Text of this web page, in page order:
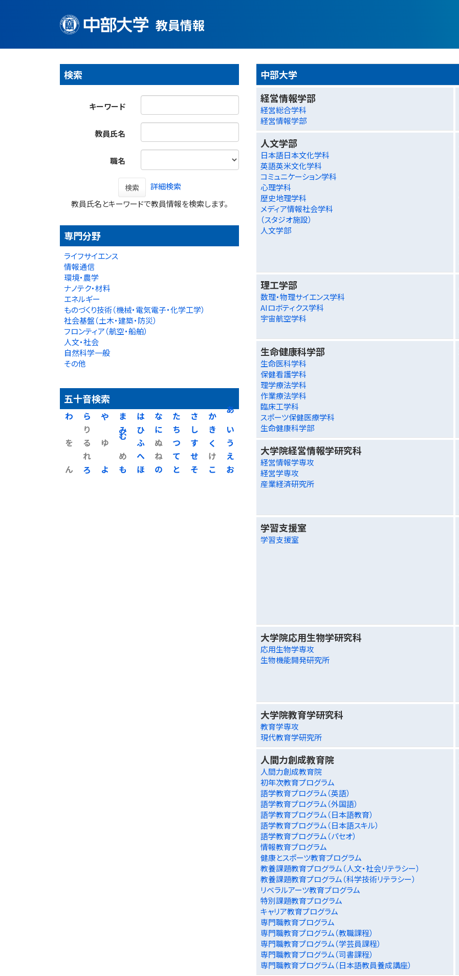
教員情報
検索
キーワード
教員氏名
職名
検索
詳細検索
教員氏名とキーワードで教員情報を検索します。
専門分野
ライフサイエンス
情報通信
環境・農学
ナノテク・材料
エネルギー
ものづくり技術（機械・電気電子・化学工学）
社会基盤（土木・建築・防災）
フロンティア（航空・船舶）
人文・社会
自然科学一般
その他
五十音検索
あ
い
う
え
お
か
き
く
け
こ
さ
し
す
せ
そ
た
ち
つ
て
と
な
に
ぬ
ね
の
は
ひ
ふ
へ
ほ
ま
み
む
め
も
や
ゆ
よ
ら
り
る
れ
ろ
わ
を
ん
中部大学
経営情報学部
経営総合学科
経営情報学部
人文学部
日本語日本文化学科
英語英米文化学科
コミュニケーション学科
心理学科
歴史地理学科
メディア情報社会学科
（スタジオ施設）
人文学部
理工学部
数理・物理サイエンス学科
AIロボティクス学科
宇宙航空学科
生命健康科学部
生命医科学科
保健看護学科
理学療法学科
作業療法学科
臨床工学科
スポーツ保健医療学科
生命健康科学部
大学院経営情報学研究科
経営情報学専攻
経営学専攻
産業経済研究所
学習支援室
学習支援室
大学院応用生物学研究科
応用生物学専攻
生物機能開発研究所
大学院教育学研究科
教育学専攻
現代教育学研究所
人間力創成教育院
人間力創成教育院
初年次教育プログラム
語学教育プログラム（英語）
語学教育プログラム（外国語）
語学教育プログラム（日本語教育）
語学教育プログラム（日本語スキル）
語学教育プログラム（パセオ）
情報教育プログラム
健康とスポーツ教育プログラム
教養課題教育プログラム（人文・社会リテラシー）
教養課題教育プログラム（科学技術リテラシー）
リベラルアーツ教育プログラム
特別課題教育プログラム
キャリア教育プログラム
専門職教育プログラム
専門職教育プログラム（教職課程）
専門職教育プログラム（学芸員課程）
専門職教育プログラム（司書課程）
専門職教育プログラム（日本語教員養成講座）